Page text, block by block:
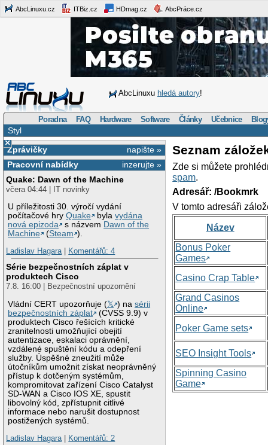
AbcLinuxu.cz ITBiz.cz HDmag.cz AbcPráce.cz
AbcLinuxu hledá autory!
Poradna FAQ Hardware Software Články Učebnice
Styl
×
napište »
Zprávičky
inzerujte »
Pracovní nabídky
Quake: Dawn of the Machine
včera 04:44 | IT novinky
U příležitosti 30. výročí vydání
počítačové hryQuake bylavydána
nová epizoda
s názvem Dawn of the
Machine
(Steam ).
Ladislav Hagara| Komentářů: 4
Série bezpečnostních záplat v
produktech Cisco
7.8. 16:00 | Bezpečnostní upozornění
Vládní CERT upozorňuje (𝕏 ) nasérii
bezpečnostních záplat
(CVSS 9.9) v
produktech Cisco řešících kritické
zranitelnosti umožňující obejití
autentizace, eskalaci oprávnění,
vzdálené spuštění kódu a odepření
služby. Úspěšné zneužití může
útočníkům umožnit získat neoprávněný
přístup k dotčeným systémům,
kompromitovat zařízení Cisco Catalyst
SD-WAN a Cisco IOS XE, spustit
libovolný kód, zpřístupnit citlivé
informace nebo narušit dostupnost
postižených systémů.
Ladislav Hagara| Komentářů: 2
Seznam
Zde si můžete
spam.
Adresář: /Bookmrk
V tomto adresáři
Název
Bonus Poker
Games
Casino Crap Table
Grand Casinos
Online
Poker Game sets
SEO Insight Tools
Spinning Casino
Game